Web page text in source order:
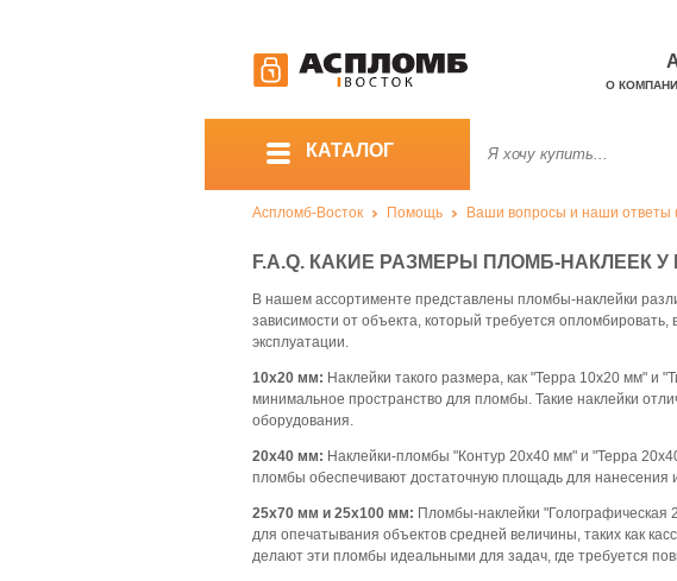
О
КАТАЛОГ
Аспломб-Восток Помощь Ваши вопросы и наши ответы
F.A.Q. КАКИЕ РАЗМЕРЫ ПЛОМБ-НАКЛЕЕК У
В нашем ассортименте представлены пломбы-наклейки
зависимости от объекта, который требуется
эксплуатации.
10х20 мм: Наклейки такого размера, как "Терра 10х20 мм" и
минимальное пространство для пломбы. Такие наклейки
оборудования.
20х40 мм: Наклейки-пломбы "Контур 20х40 мм" и "Терра
пломбы обеспечивают достаточную площадь для
25х70 мм и 25х100 мм: Пломбы-наклейки "Голографическая
для опечатывания объектов средней величины, таких как
делают эти пломбы идеальными для задач, где требуется